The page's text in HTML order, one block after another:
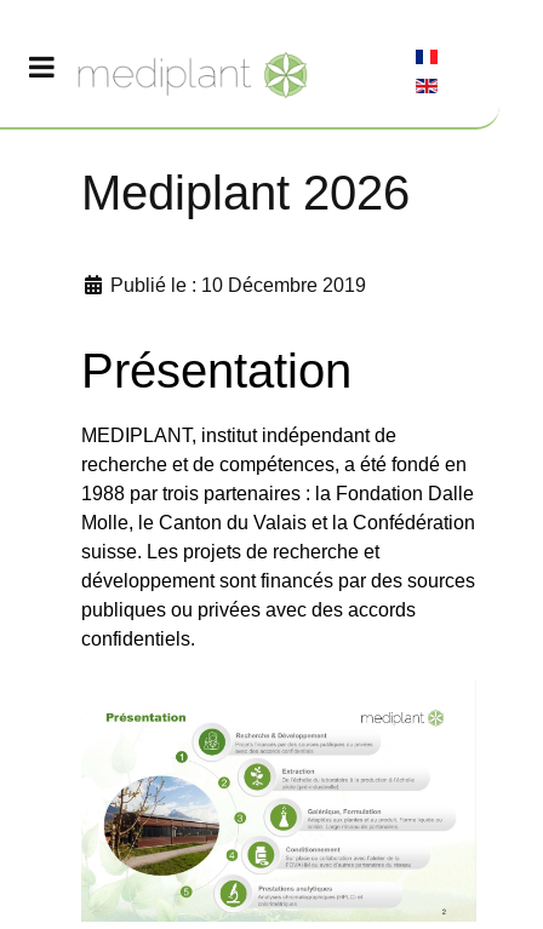
Mediplant 2026
Publié le : 10 Décembre 2019
Présentation
MEDIPLANT, institut indépendant de
recherche et de compétences, a été fondé en
1988 par trois partenaires : la Fondation Dalle
Molle, le Canton du Valais et la Confédération
suisse. Les projets de recherche et
développement sont financés par des sources
publiques ou privées avec des accords
confidentiels.